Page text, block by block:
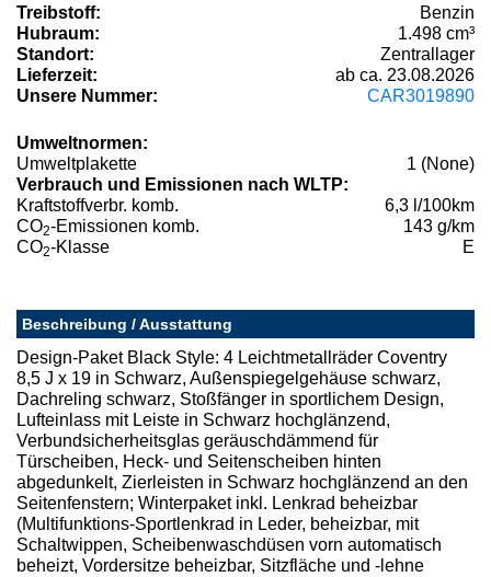
Treibstoff:
Benzin
Hubraum:
1.498 cm³
Standort:
Zentrallager
Lieferzeit:
ab ca. 23.08.2026
Unsere Nummer:
CAR3019890
Umweltnormen:
Umweltplakette
1 (None)
Verbrauch und Emissionen nach WLTP:
Kraftstoffverbr. komb.
6,3 l/100km
CO2-Emissionen komb.
143 g/km
CO2-Klasse E
Beschreibung / Ausstattung
Design-Paket Black Style: 4 Leichtmetallräder Coventry
8,5 J x 19 in Schwarz, Außenspiegelgehäuse schwarz,
Dachreling schwarz, Stoßfänger in sportlichem Design,
Lufteinlass mit Leiste in Schwarz hochglänzend,
Verbundsicherheitsglas geräuschdämmend für
Türscheiben, Heck- und Seitenscheiben hinten
abgedunkelt, Zierleisten in Schwarz hochglänzend an den
Seitenfenstern; Winterpaket inkl. Lenkrad beheizbar
(Multifunktions-Sportlenkrad in Leder, beheizbar, mit
Schaltwippen, Scheibenwaschdüsen vorn automatisch
beheizt, Vordersitze beheizbar, Sitzfläche und -lehne